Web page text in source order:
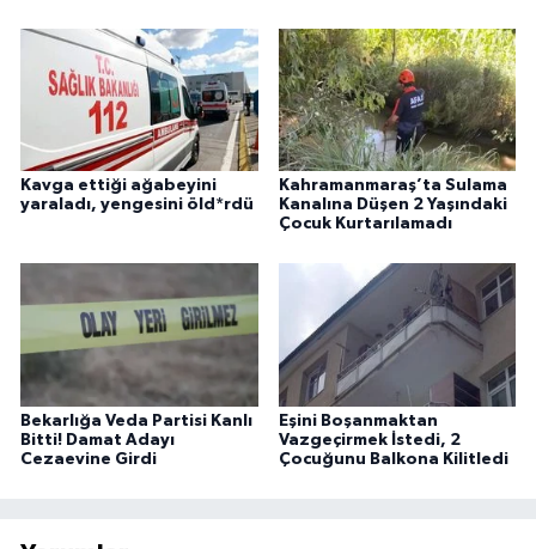
Kavga ettiği ağabeyini
yaraladı, yengesini öld*rdü
Kahramanmaraş’ta Sulama
Kanalına Düşen 2 Yaşındaki
Çocuk Kurtarılamadı
Bekarlığa Veda Partisi Kanlı
Bitti! Damat Adayı
Cezaevine Girdi
Eşini Boşanmaktan
Vazgeçirmek İstedi, 2
Çocuğunu Balkona Kilitledi